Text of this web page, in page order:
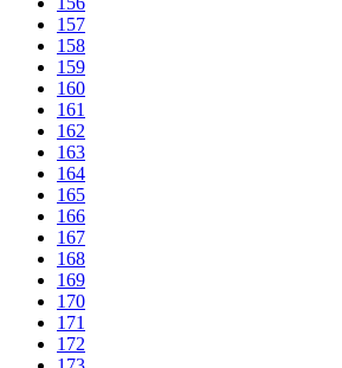
157
158
159
160
161
162
163
164
165
166
167
168
169
170
171
172